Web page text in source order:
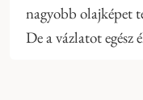
nagyobb olajképet
De a vázlatot egész